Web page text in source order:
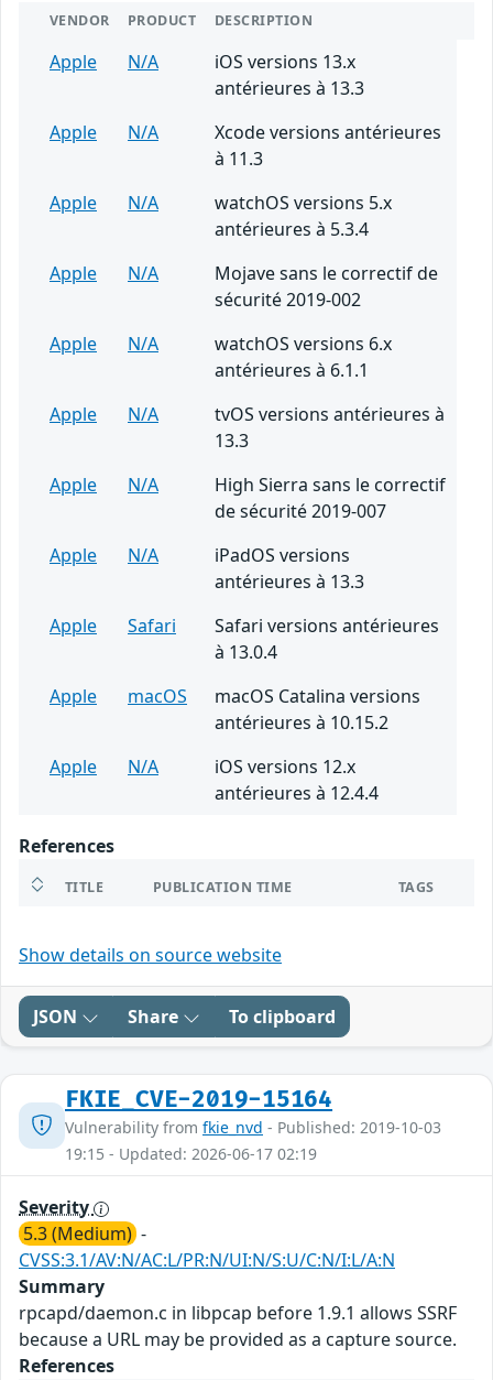
VENDOR PRODUCT DESCRIPTION
Apple N/A
iOS versions 13.x
antérieures à 13.3
Apple
N/A
Xcode versions antérieures
à 11.3
Apple
N/A
watchOS versions 5.x
antérieures à 5.3.4
Apple
N/A
Mojave sans le correctif de
sécurité 2019-002
Apple
N/A
watchOS versions 6.x
antérieures à 6.1.1
Apple
N/A
tvOS versions antérieures à
13.3
Apple
N/A
High Sierra sans le correctif
de sécurité 2019-007
Apple
N/A
iPadOS versions
antérieures à 13.3
Apple
Safari
Safari versions antérieures
à 13.0.4
Apple
macOS
macOS Catalina versions
antérieures à 10.15.2
Apple
N/A
iOS versions 12.x
antérieures à 12.4.4
References
TITLE PUBLICATION TIME TAGS
Show details on source website
JSON Share To clipboard
FKIE_CVE-2019-15164
Vulnerability from fkie_nvd - Published: 2019-10-03
19:15 - Updated: 2026-06-17 02:19
Severity
5.3 (Medium) -
CVSS:3.1/AV:N/AC:L/PR:N/UI:N/S:U/C:N/I:L/A:N
Summary
rpcapd/daemon.c in libpcap before 1.9.1 allows SSRF
because a URL may be provided as a capture source.
References